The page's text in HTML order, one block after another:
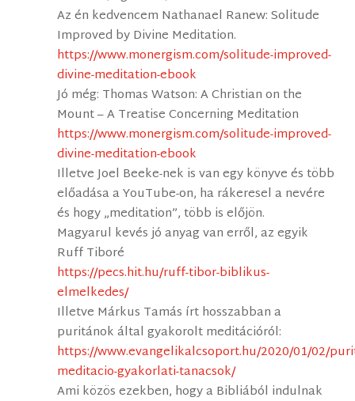
Az én kedvencem Nathanael Ranew: Solitude
Improved by Divine Meditation.
https://www.monergism.com/solitude-improved-
divine-meditation-ebook
Jó még: Thomas Watson: A Christian on the
Mount – A Treatise Concerning Meditation
https://www.monergism.com/solitude-improved-
divine-meditation-ebook
Illetve Joel Beeke-nek is van egy könyve és több
előadása a YouTube-on, ha rákeresel a nevére
és hogy „meditation”, több is előjön.
Magyarul kevés jó anyag van erről, az egyik
Ruff Tiboré
https://pecs.hit.hu/ruff-tibor-biblikus-
elmelkedes/
Illetve Márkus Tamás írt hosszabban a
puritánok által gyakorolt meditációról:
https://www.evangelikalcsoport.hu/2020/01/02/
meditacio-gyakorlati-tanacsok/
Ami közös ezekben, hogy a Bibliából indulnak